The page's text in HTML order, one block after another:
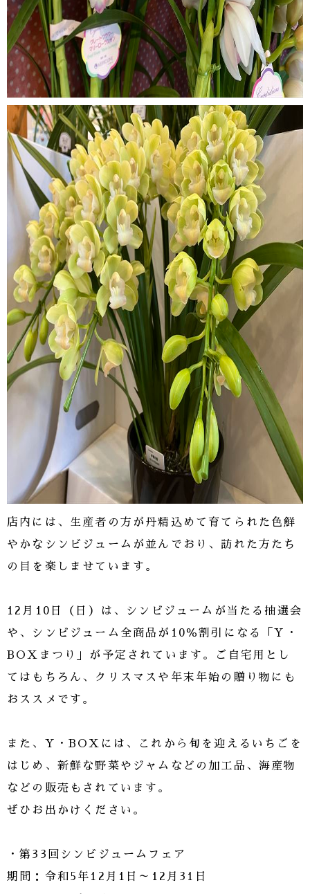
店内には、生産者の方が丹精込めて育てられた色鮮
やかなシンビジュームが並んでおり、訪れた方たち
の目を楽しませています。
12月10日（日）は、シンビジュームが当たる抽選会
や、シンビジューム全商品が10％割引になる「Y・
BOXまつり」が予定されています。ご自宅用とし
てはもちろん、クリスマスや年末年始の贈り物にも
おススメです。
また、Y・BOXには、これから旬を迎えるいちごを
はじめ、新鮮な野菜やジャムなどの加工品、海産物
などの販売もされています。
ぜひお出かけください。
・第33回シンビジュームフェア
期間：令和5年12月1日～12月31日